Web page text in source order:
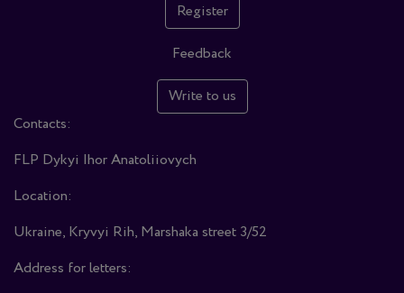
Register
Feedback
Write to us
Contacts:
FLP Dykyi Ihor Anatoliiovych
Location:
Ukraine, Kryvyi Rih, Marshaka street 3/52
Address for letters: